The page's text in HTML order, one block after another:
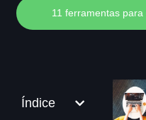
11 ferramentas
Índice